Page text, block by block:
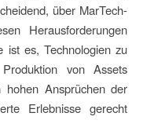
über MarTech-
Herausforderungen
ist es, Technologien zu
von Assets
hohen Ansprüchen der
Erlebnisse gerecht